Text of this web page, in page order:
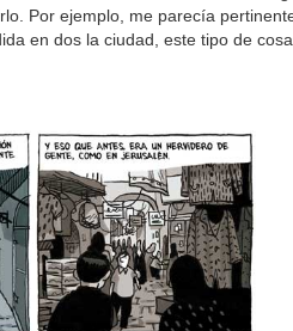
Por ejemplo, me parecía
en dos la ciudad, este tipo de